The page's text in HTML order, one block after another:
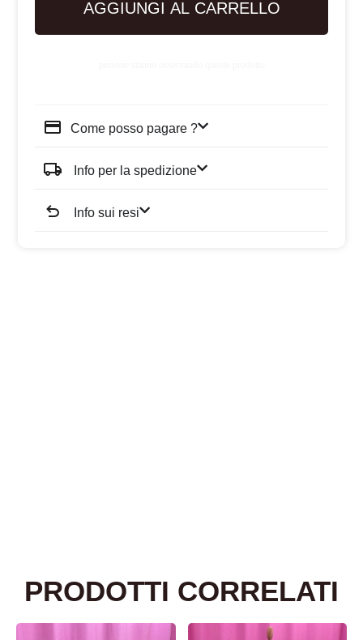
AGGIUNGI AL CARRELLO
Come posso pagare ?
Info per la spedizione
Info sui resi
PRODOTTI CORRELATI